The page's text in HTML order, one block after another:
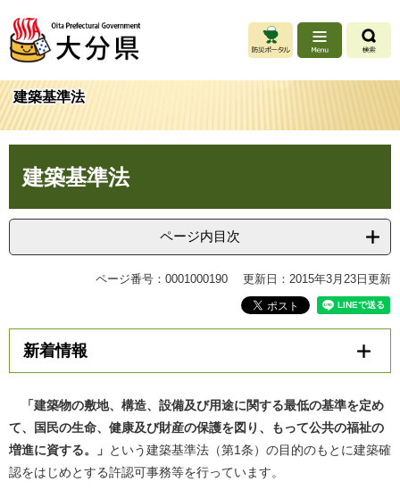
ジ
先
頭
で
ュ
を
飛
ば
建築基準法
建築基準法
ページ内目次
ページ番号：0001000190 更新日：2015年3月23日更新
新着情報
「建築物の敷地、構造、設備及び用途に関する最低の基準を定め
て、国民の生命、健康及び財産の保護を図り、もって公共の福祉の
増進に資する。」 という建築基準法（第1条）の目的のもとに建築確
認をはじめとする許認可事務等を行っています。